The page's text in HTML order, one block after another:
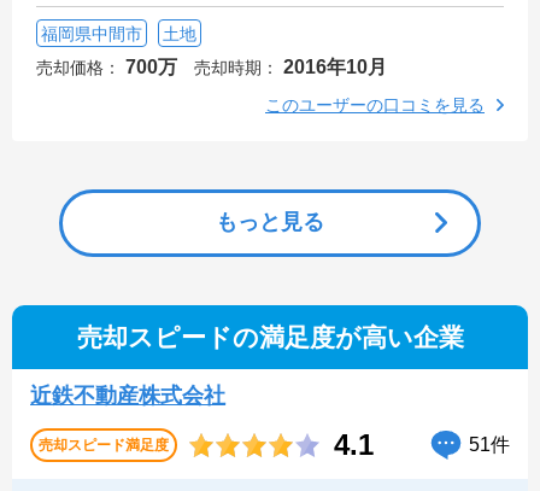
福岡県中間市
土地
売却価格：
700万 売却時期： 2016年10月
このユーザーの口コミを見る
もっと見る
売却スピードの満足度が高い企業
近鉄不動産株式会社
売却スピード満足度 4.1 51件